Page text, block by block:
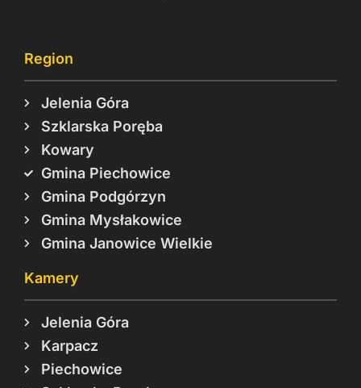
Region
Jelenia Góra
Szklarska Poręba
Kowary
Gmina Piechowice
Gmina Podgórzyn
Gmina Mysłakowice
Gmina Janowice Wielkie
Kamery
Jelenia Góra
Karpacz
Piechowice